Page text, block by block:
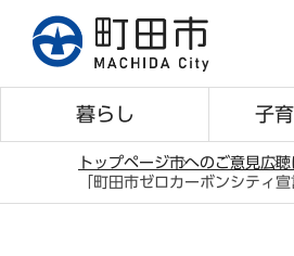
暮らし 子
トップページ市へのご意見広
「町田市ゼロカーボンシティ